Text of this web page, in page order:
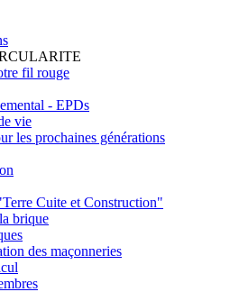
fil rouge
- EPDs
vie
les prochaines générations
Cuite et Construction"
brique
des maçonneries